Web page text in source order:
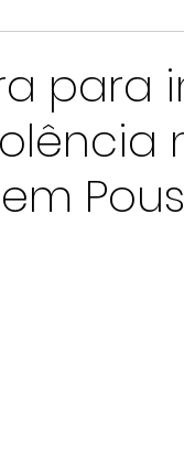
Jurídica
para